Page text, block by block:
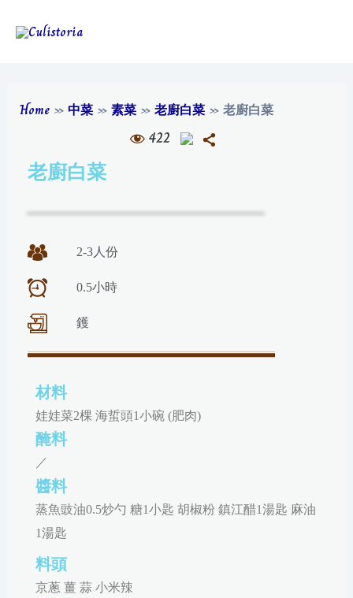
Home »中菜 »素菜 »老廚白菜 »老廚白菜
422
老廚白菜
2-3人份
0.5小時
鑊
材料
娃娃菜2棵 海蜇頭1小碗 (肥肉)
醃料
／
醬料
蒸魚豉油0.5炒勺 糖1小匙 胡椒粉 鎮江醋1湯匙 麻油
1湯匙
料頭
京蔥 薑 蒜 小米辣